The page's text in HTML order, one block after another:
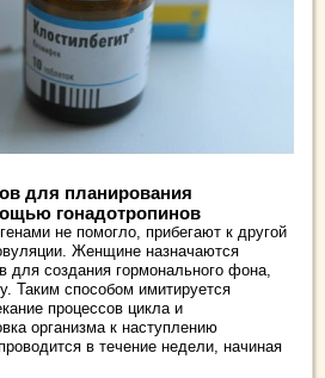
для планирования
гонадотропинов
не помогло, прибегают к другой
Женщине назначаются
для создания гормонального фона,
Таким способом имитируется
процессов цикла и
организма к наступлению
в течение недели, начиная